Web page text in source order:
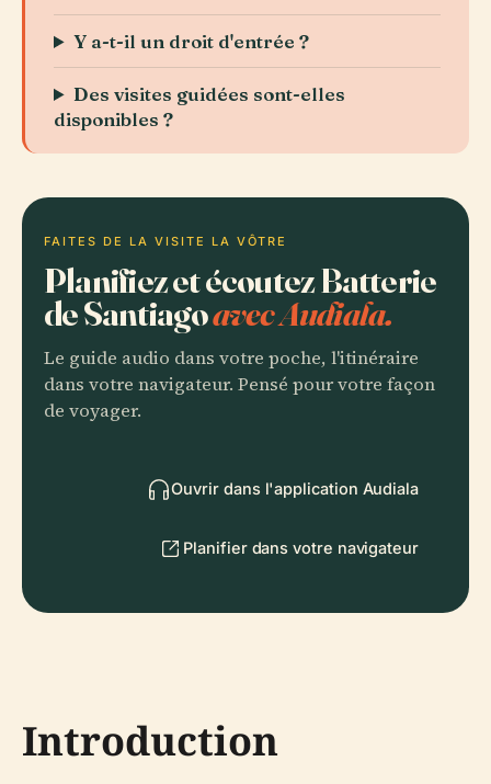
Y a-t-il un droit d'entrée ?
Des visites guidées sont-elles
disponibles ?
FAITES DE LA VISITE LA VÔTRE
Planifiez et écoutez Batterie
de Santiagoavec Audiala.
Le guide audio dans votre poche, l'itinéraire
dans votre navigateur. Pensé pour votre façon
de voyager.
Ouvrir dans l'application Audiala
Planifier dans votre navigateur
Introduction